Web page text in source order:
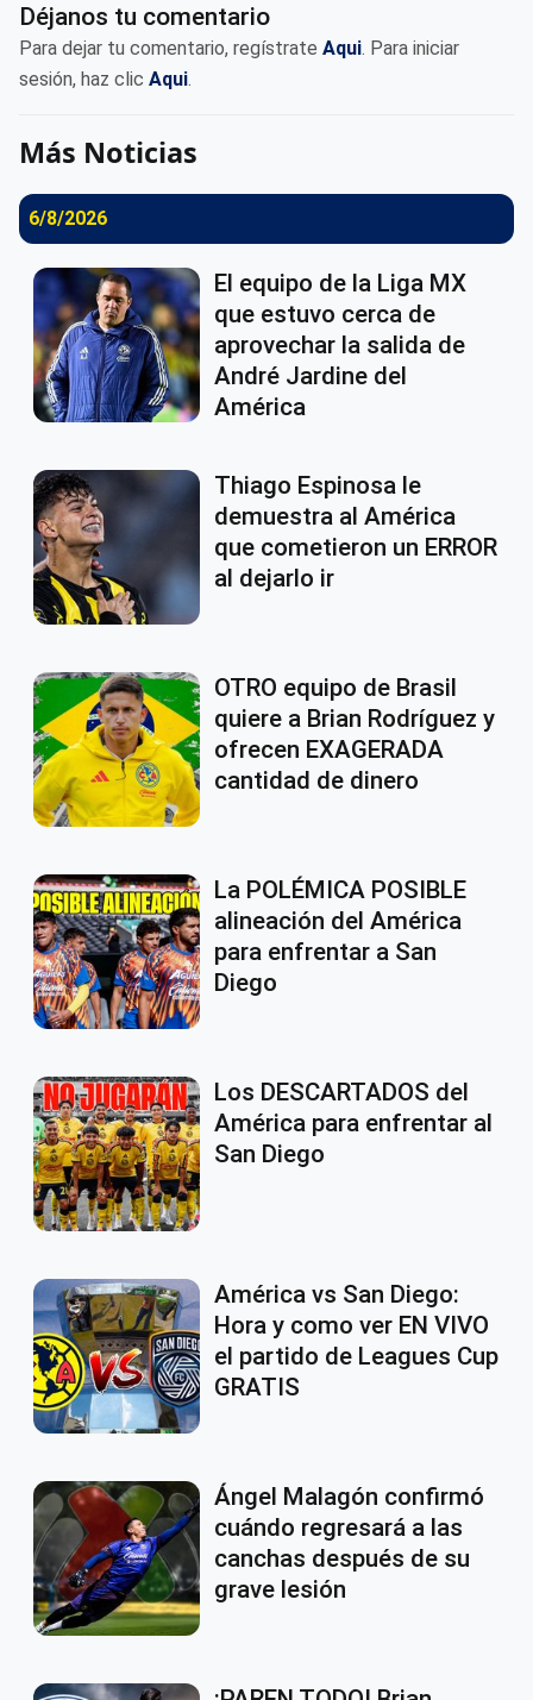
Déjanos tu comentario
Para dejar tu comentario, regístrate Aqui. Para iniciar
sesión, haz clic Aqui.
Más Noticias
6/8/2026
El equipo de la Liga MX
que estuvo cerca de
aprovechar la salida de
André Jardine del
América
Thiago Espinosa le
demuestra al América
que cometieron un ERROR
al dejarlo ir
OTRO equipo de Brasil
quiere a Brian Rodríguez y
ofrecen EXAGERADA
cantidad de dinero
La POLÉMICA POSIBLE
alineación del América
para enfrentar a San
Diego
Los DESCARTADOS del
América para enfrentar al
San Diego
América vs San Diego:
Hora y como ver EN VIVO
el partido de Leagues Cup
GRATIS
Ángel Malagón confirmó
cuándo regresará a las
canchas después de su
grave lesión